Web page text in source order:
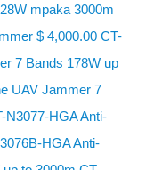
mpaka 3000m
$ 4,000.00 CT-
7 Bands 178W up
UAV Jammer 7
N3077-HGA Anti-
HGA Anti-